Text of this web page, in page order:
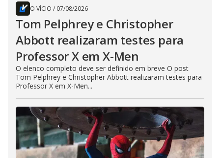
O VÍCIO / 07/08/2026
Tom Pelphrey e Christopher
Abbott realizaram testes para
Professor X em X-Men
O elenco completo deve ser definido em breve O post
Tom Pelphrey e Christopher Abbott realizaram testes para
Professor X em X-Men...